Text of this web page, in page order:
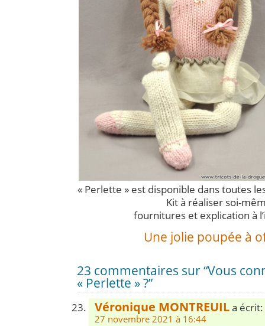
« Perlette » est disponible dans toutes
Kit à réaliser soi-
fournitures et explication à
Une jolie poupée à
23 commentaires sur “Vous
« Perlette » ?”
Véronique MONTREUILa écrit:
27 novembre 2021 à 16:44